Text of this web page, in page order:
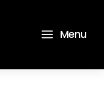
a Menu